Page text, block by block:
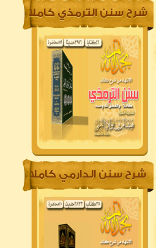
شرح سنن الترمذي كاملا
شرح سنن الدارمي كاملا